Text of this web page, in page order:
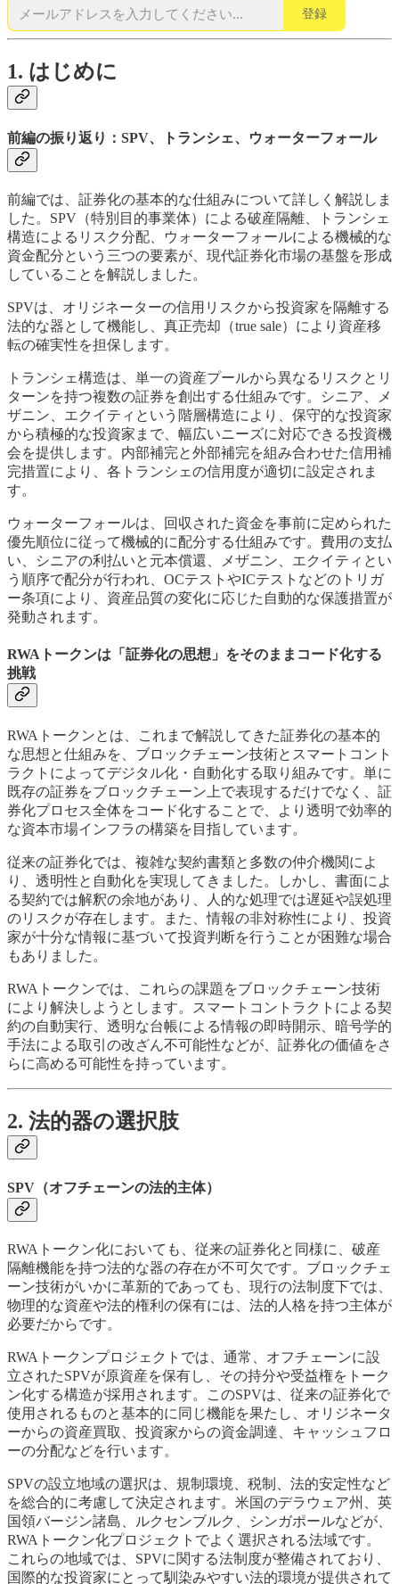
登録
1. はじめに
前編の振り返り：SPV、トランシェ、ウォーターフォール
前編では、証券化の基本的な仕組みについて詳しく解説しま
した。SPV（特別目的事業体）による破産隔離、トランシェ
構造によるリスク分配、ウォーターフォールによる機械的な
資金配分という三つの要素が、現代証券化市場の基盤を形成
していることを解説しました。
SPVは、オリジネーターの信用リスクから投資家を隔離する
法的な器として機能し、真正売却（true sale）により資産移
転の確実性を担保します。
トランシェ構造は、単一の資産プールから異なるリスクとリ
ターンを持つ複数の証券を創出する仕組みです。シニア、メ
ザニン、エクイティという階層構造により、保守的な投資家
から積極的な投資家まで、幅広いニーズに対応できる投資機
会を提供します。内部補完と外部補完を組み合わせた信用補
完措置により、各トランシェの信用度が適切に設定されま
す。
ウォーターフォールは、回収された資金を事前に定められた
優先順位に従って機械的に配分する仕組みです。費用の支払
い、シニアの利払いと元本償還、メザニン、エクイティとい
う順序で配分が行われ、OCテストやICテストなどのトリガ
ー条項により、資産品質の変化に応じた自動的な保護措置が
発動されます。
RWAトークンは「証券化の思想」をそのままコード化する
挑戦
RWAトークンとは、これまで解説してきた証券化の基本的
な思想と仕組みを、ブロックチェーン技術とスマートコント
ラクトによってデジタル化・自動化する取り組みです。単に
既存の証券をブロックチェーン上で表現するだけでなく、証
券化プロセス全体をコード化することで、より透明で効率的
な資本市場インフラの構築を目指しています。
従来の証券化では、複雑な契約書類と多数の仲介機関によ
り、透明性と自動化を実現してきました。しかし、書面によ
る契約では解釈の余地があり、人的な処理では遅延や誤処理
のリスクが存在します。また、情報の非対称性により、投資
家が十分な情報に基づいて投資判断を行うことが困難な場合
もありました。
RWAトークンでは、これらの課題をブロックチェーン技術
により解決しようとします。スマートコントラクトによる契
約の自動実行、透明な台帳による情報の即時開示、暗号学的
手法による取引の改ざん不可能性などが、証券化の価値をさ
らに高める可能性を持っています。
2. 法的器の選択肢
SPV（オフチェーンの法的主体）
RWAトークン化においても、従来の証券化と同様に、破産
隔離機能を持つ法的な器の存在が不可欠です。ブロックチェ
ーン技術がいかに革新的であっても、現行の法制度下では、
物理的な資産や法的権利の保有には、法的人格を持つ主体が
必要だからです。
RWAトークンプロジェクトでは、通常、オフチェーンに設
立されたSPVが原資産を保有し、その持分や受益権をトーク
ン化する構造が採用されます。このSPVは、従来の証券化で
使用されるものと基本的に同じ機能を果たし、オリジネータ
ーからの資産買取、投資家からの資金調達、キャッシュフロ
ーの分配などを行います。
SPVの設立地域の選択は、規制環境、税制、法的安定性など
を総合的に考慮して決定されます。米国のデラウェア州、英
国領バージン諸島、ルクセンブルク、シンガポールなどが、
RWAトークン化プロジェクトでよく選択される法域です。
これらの地域では、SPVに関する法制度が整備されており、
国際的な投資家にとって馴染みやすい法的環境が提供されて